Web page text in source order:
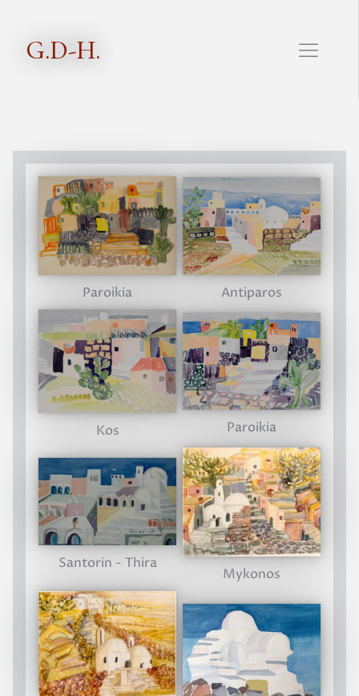
G.D-H.
Paroikia Antiparos
Kos Paroikia
Santorin - Thira
Mykonos